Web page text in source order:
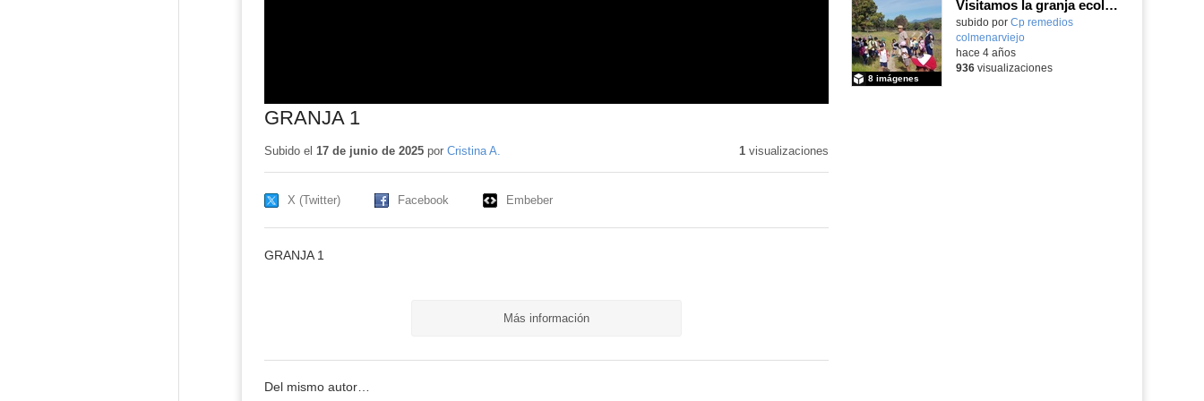
GRANJA 1
Subido el 17 de junio de 2025por Cristina A. 1visualizaciones
X (Twitter) Facebook Embeber
GRANJA 1
Más información
Del mismo autor…
Visitamos la granja ecológica Suerte Ampanera con 1°P
Contenido educativo.
subido por Cp remedios
colmenarviejo
8 imágenes
-
hace 4 años
936visualizaciones